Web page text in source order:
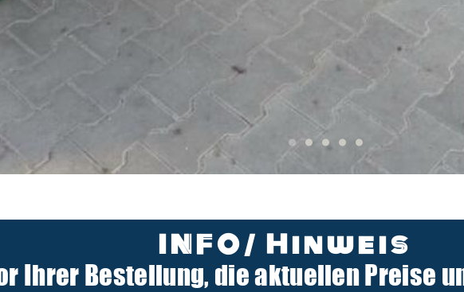
INFO/ Hinweis
Ihrer Bestellung, die aktuellen Preise